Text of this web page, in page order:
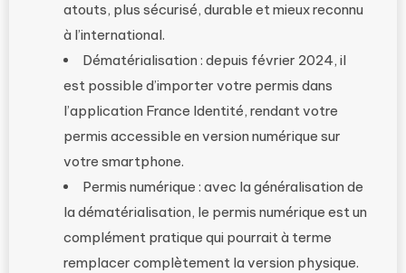
atouts, plus sécurisé, durable et mieux reconnu
à l’international.
Dématérialisation : depuis février 2024, il
est possible d’importer votre permis dans
l’application France Identité, rendant votre
permis accessible en version numérique sur
votre smartphone.
Permis numérique : avec la généralisation de
la dématérialisation, le permis numérique est un
complément pratique qui pourrait à terme
remplacer complètement la version physique.